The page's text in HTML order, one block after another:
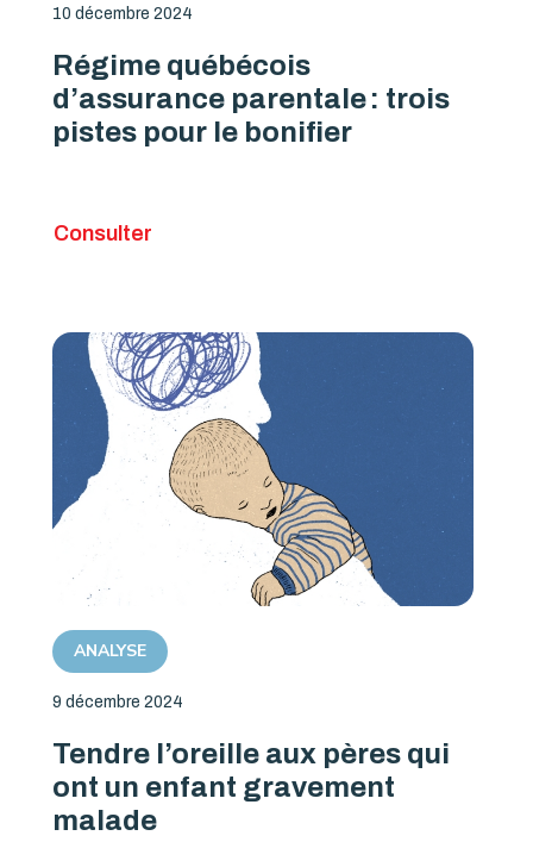
10 décembre 2024
Régime québécois
d’assurance parentale : trois
pistes pour le bonifier
Consulter
ANALYSE
9 décembre 2024
Tendre l’oreille aux pères qui
ont un enfant gravement
malade